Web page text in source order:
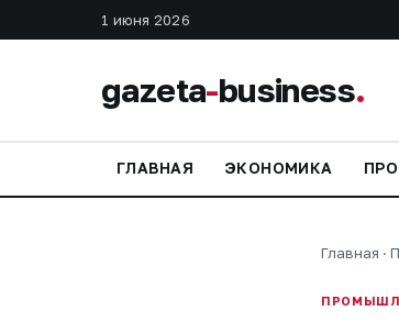
1 июня 2026
gazeta-business.
ГЛАВНАЯ ЭКОНОМИКА
Главная ·